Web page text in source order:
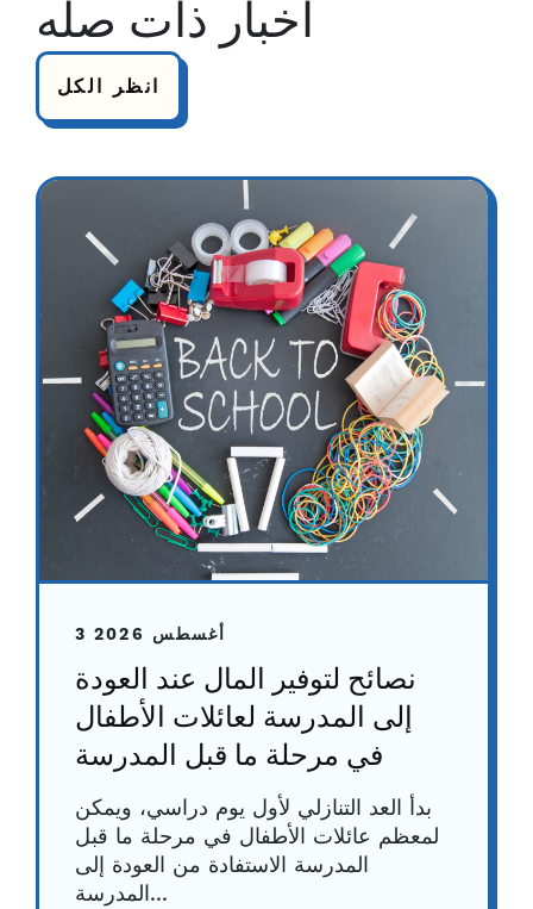
اخبار ذات صله
انظر الكل
3 أغسطس 2026
نصائح لتوفير المال عند العودة
إلى المدرسة لعائلات الأطفال
في مرحلة ما قبل المدرسة
بدأ العد التنازلي لأول يوم دراسي، ويمكن
لمعظم عائلات الأطفال في مرحلة ما قبل
المدرسة الاستفادة من العودة إلى
المدرسة...